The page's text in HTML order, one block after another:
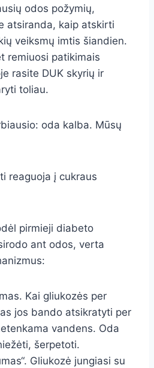
odos požymių,
atsiranda, kaip atskirti
veiksmų imtis šiandien.
remiuosi patikimais
rasite DUK skyrių ir
toliau.
oda kalba. Mūsų
reaguoja į cukraus
pirmieji diabeto
ant odos, verta
Kai gliukozės per
jos bando atsikratyti per
vandens. Oda
šerpetoti.
Gliukozė jungiasi su